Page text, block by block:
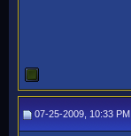
07-25-2009, 10:33 PM